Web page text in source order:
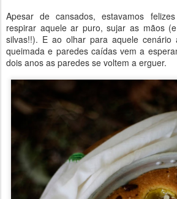
Apesar de cansados, estavamos
respirar aquele ar puro, sujar as mãos
silvas!!). E ao olhar para aquele cenário
queimada e paredes caídas vem a
dois anos as paredes se voltem a erguer.